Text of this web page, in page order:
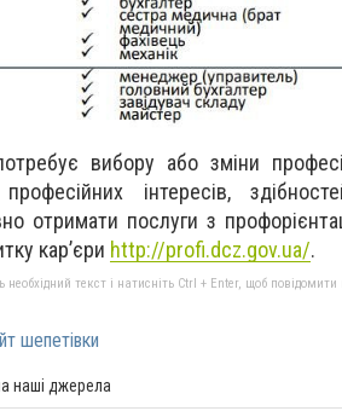
вибору або зміни
інтересів,
отримати послуги з
кар’єри http://profi.dcz.gov.ua/.
текст і натисніть Ctrl + Enter, щоб
шепетівки
наші джерела